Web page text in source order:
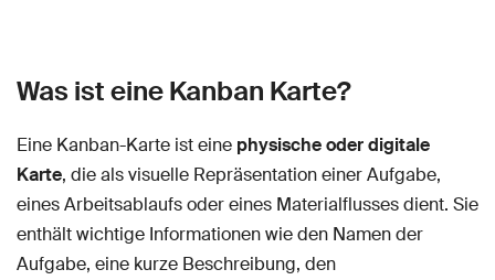
Was ist eine Kanban Karte?
Eine Kanban-Karte ist eine physische oder digitale
Karte, die als visuelle Repräsentation einer Aufgabe,
eines Arbeitsablaufs oder eines Materialflusses dient. Sie
enthält wichtige Informationen wie den Namen der
Aufgabe, eine kurze Beschreibung, den